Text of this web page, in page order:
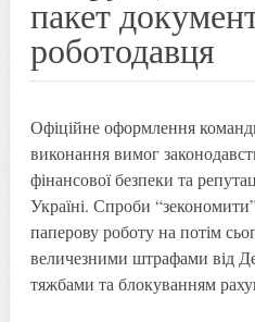
пакет
роботодавця
Офіційне оформлення
виконання вимог
фінансової безпеки та
Україні. Спроби
паперову роботу на потім
величезними штрафами від
тяжбами та блокуванням